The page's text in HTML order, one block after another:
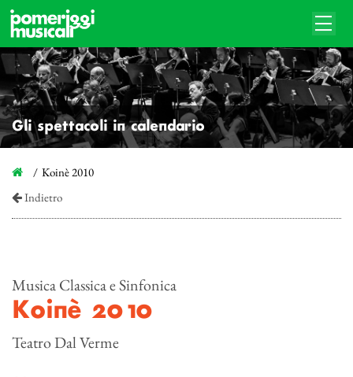
Gli spettacoli in calendario
Koinè 2010
Indietro
Musica Classica e Sinfonica
Koinè 2010
Teatro Dal Verme